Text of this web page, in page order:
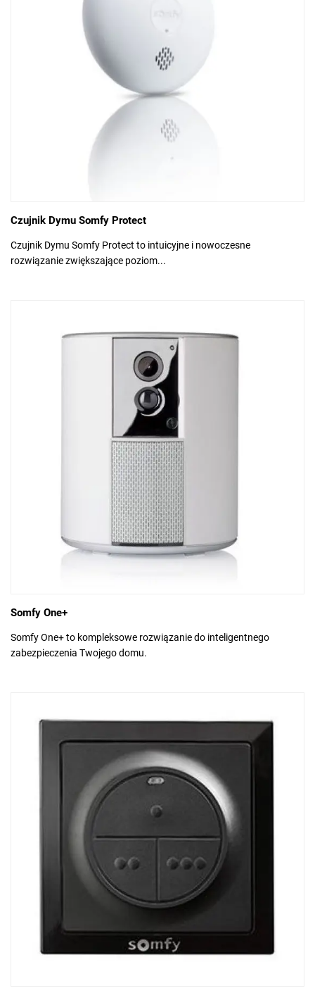
Czujnik Dymu Somfy Protect
Czujnik Dymu Somfy Protect to intuicyjne i nowoczesne
rozwiązanie zwiększające poziom...
Somfy One+
Somfy One+ to kompleksowe rozwiązanie do inteligentnego
zabezpieczenia Twojego domu.